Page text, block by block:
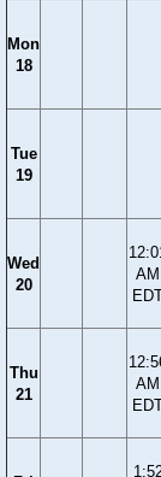
Mon
18
Tue
19
Wed
20
AM
Thu
21
AM